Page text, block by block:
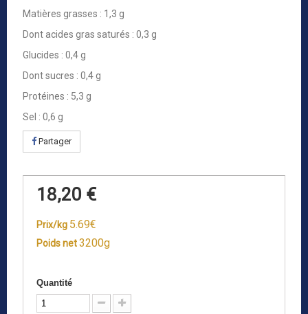
Matières grasses : 1,3 g
Dont acides gras saturés : 0,3 g
Glucides : 0,4 g
Dont sucres : 0,4 g
Protéines : 5,3 g
Sel : 0,6 g
Partager
18,20 €
Prix/kg 5.69€
Poids net3200g
Quantité